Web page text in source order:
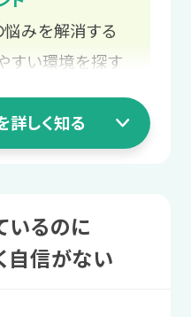
性を確認し
テージ
格的に就職活
特性・スキル
テージ
る
ことや業務上の
みを解消する
すい環境を探す
っくり探す
相談する
の
詳しく知る
いるのに
自信がない